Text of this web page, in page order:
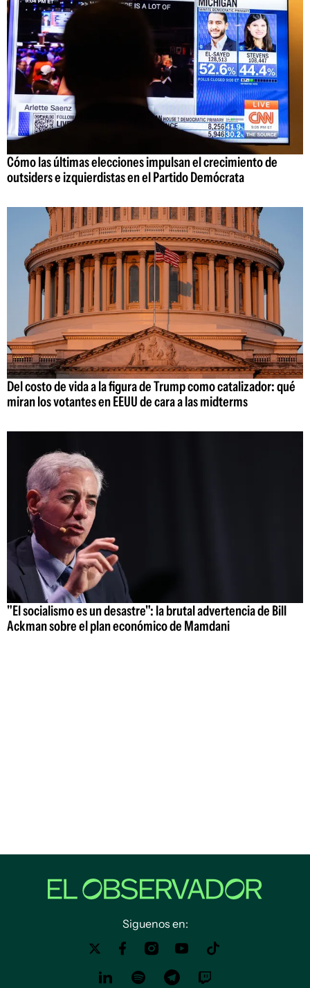
Cómo las últimas elecciones impulsan el crecimiento de
outsiders e izquierdistas en el Partido Demócrata
Del costo de vida a la figura de Trump como catalizador: qué
miran los votantes en EEUU de cara a las midterms
"El socialismo es un desastre": la brutal advertencia de Bill
Ackman sobre el plan económico de Mamdani
Siguenos en: